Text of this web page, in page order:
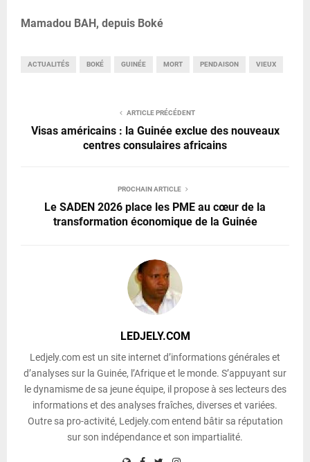
Mamadou BAH, depuis Boké
ACTUALITÉS BOKÉ GUINÉE MORT PENDAISON VIEUX
ARTICLE PRÉCÉDENT
Visas américains : la Guinée exclue des nouveaux
centres consulaires africains
PROCHAIN ARTICLE
Le SADEN 2026 place les PME au cœur de la
transformation économique de la Guinée
LEDJELY.COM
Ledjely.com est un site internet d’informations générales et
d’analyses sur la Guinée, l’Afrique et le monde. S’appuyant sur
le dynamisme de sa jeune équipe, il propose à ses lecteurs des
informations et des analyses fraîches, diverses et variées.
Outre sa pro-activité, Ledjely.com entend bâtir sa réputation
sur son indépendance et son impartialité.